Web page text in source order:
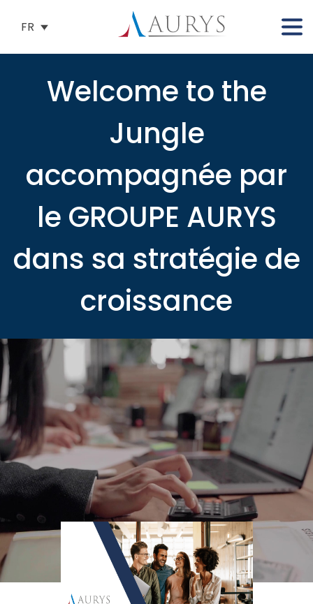
FR
Welcome to the
Jungle
accompagnée par
le GROUPE AURYS
dans sa stratégie de
croissance